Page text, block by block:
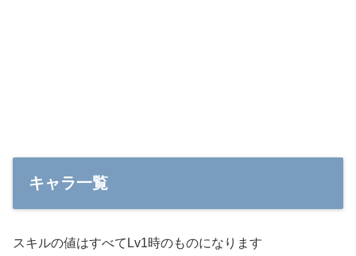
キャラ一覧
スキルの値はすべてLv1時のものになります